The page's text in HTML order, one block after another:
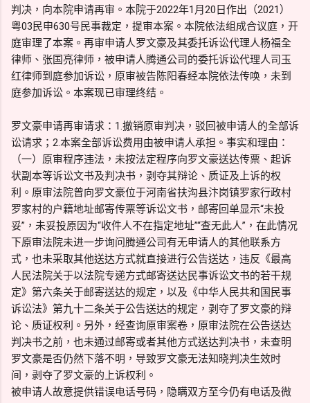
判决，向本院申请再审。本院于2022年1月20日作出（2021）
粤03民申630号民事裁定，提审本案。本院依法组成合议庭，开
庭审理了本案。再审申请人罗文豪及其委托诉讼代理人杨福全
律师、张国亮律师，被申请人腾通公司的委托诉讼代理人司玉
红律师到庭参加诉讼，原审被告陈阳春经本院依法传唤，未到
庭参加诉讼。本案现已审理终结。
罗文豪申请再审请求：1.撤销原审判决，驳回被申请人的全部诉
讼请求；2.本案全部诉讼费用由被申请人承担。事实和理由：
（一）原审程序违法，未按法定程序向罗文豪送达传票、起诉
状副本等诉讼文书及判决书，剥夺其辩论、质证及上诉的权
利。原审法院曾向罗文豪位于河南省扶沟县汴岗镇罗家行政村
罗家村的户籍地址邮寄传票等诉讼文书，邮寄回单显示“未投
妥”，未妥投原因为“收件人不在指定地址”“查无此人”，在此情况
下原审法院未进一步询问腾通公司有无申请人的其他联系方
式，也未采取其他送达方式就直接进行公告送达，违反《最高
人民法院关于以法院专递方式邮寄送达民事诉讼文书的若干规
定》第六条关于邮寄送达的规定，以及《中华人民共和国民事
诉讼法》第九十二条关于公告送达的规定，剥夺了罗文豪的辩
论、质证权利。另外，经查询原审案卷，原审法院在公告送达
判决书之前，也未通过邮寄或者其他方式送达判决书，未查明
罗文豪是否仍然下落不明，导致罗文豪无法知晓判决生效时
间，剥夺了罗文豪的上诉权利。
被申请人故意提供错误电话号码，隐瞒双方至今仍有电话及微